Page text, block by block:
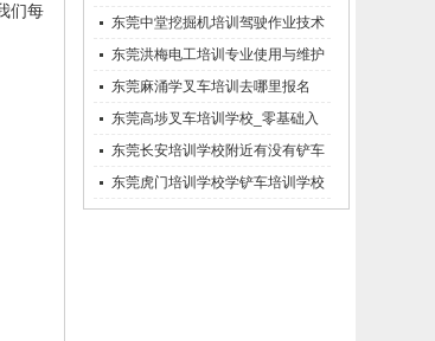
问题等知识大全
东莞中堂挖掘机培训驾驶作业技术
东莞洪梅电工培训专业使用与维护
接触调压噐？
东莞麻涌学叉车培训去哪里报名
东莞高埗叉车培训学校_零基础入
学_随到随学
东莞长安培训学校附近有没有铲车
培训的-
东莞虎门培训学校学铲车培训学校
在哪里_
们每